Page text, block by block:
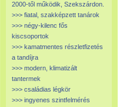
2000-től működik, Szekszárdon.
>>> fiatal, szakképzett tanárok
>>> négy-kilenc fős
kiscsoportok
>>> kamatmentes részletfizetés
a tandíjra
>>> modern, klimatizált
tantermek
>>> családias légkör
>>> ingyenes szintfelmérés